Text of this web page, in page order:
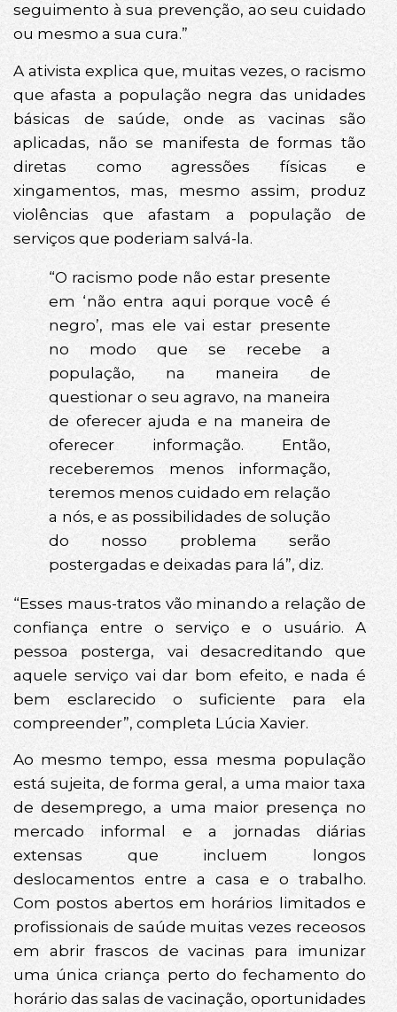
seguimento à sua prevenção, ao seu cuidado
ou mesmo a sua cura.”
A ativista explica que, muitas vezes, o racismo
que afasta a população negra das unidades
básicas de saúde, onde as vacinas são
aplicadas, não se manifesta de formas tão
diretas como agressões físicas e
xingamentos, mas, mesmo assim, produz
violências que afastam a população de
serviços que poderiam salvá-la.
“O racismo pode não estar presente
em ‘não entra aqui porque você é
negro’, mas ele vai estar presente
no modo que se recebe a
população, na maneira de
questionar o seu agravo, na maneira
de oferecer ajuda e na maneira de
oferecer informação. Então,
receberemos menos informação,
teremos menos cuidado em relação
a nós, e as possibilidades de solução
do nosso problema serão
postergadas e deixadas para lá”, diz.
“Esses maus-tratos vão minando a relação de
confiança entre o serviço e o usuário. A
pessoa posterga, vai desacreditando que
aquele serviço vai dar bom efeito, e nada é
bem esclarecido o suficiente para ela
compreender”, completa Lúcia Xavier.
Ao mesmo tempo, essa mesma população
está sujeita, de forma geral, a uma maior taxa
de desemprego, a uma maior presença no
mercado informal e a jornadas diárias
extensas que incluem longos
deslocamentos entre a casa e o trabalho.
Com postos abertos em horários limitados e
profissionais de saúde muitas vezes receosos
em abrir frascos de vacinas para imunizar
uma única criança perto do fechamento do
horário das salas de vacinação, oportunidades